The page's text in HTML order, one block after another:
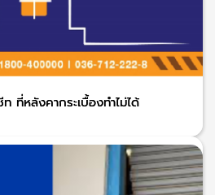
ที่หลังคากระเบื้องทำไม่ได้